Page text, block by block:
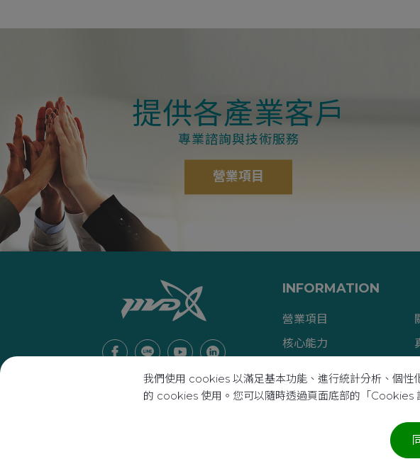
提供各產業客戶
專業諮詢與技術服務
營業項目
INFORMATION
營業項目
核心能力
聯絡我們
我們使用 cookies 以滿足基本功能、進行統計分析、個性
的 cookies 使用。您可以隨時透過頁面底部的「Cookies